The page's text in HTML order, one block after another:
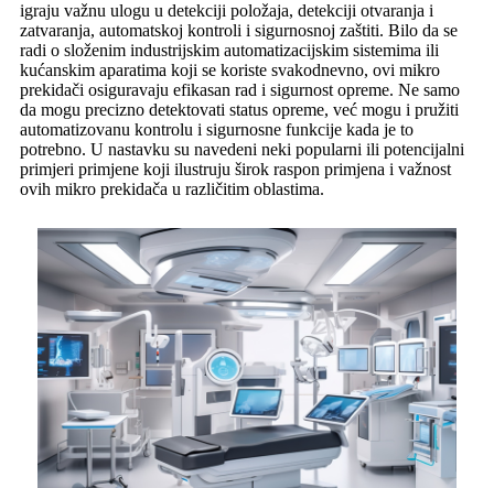
igraju važnu ulogu u detekciji položaja, detekciji otvaranja i
zatvaranja, automatskoj kontroli i sigurnosnoj zaštiti. Bilo da se
radi o složenim industrijskim automatizacijskim sistemima ili
kućanskim aparatima koji se koriste svakodnevno, ovi mikro
prekidači osiguravaju efikasan rad i sigurnost opreme. Ne samo
da mogu precizno detektovati status opreme, već mogu i pružiti
automatizovanu kontrolu i sigurnosne funkcije kada je to
potrebno. U nastavku su navedeni neki popularni ili potencijalni
primjeri primjene koji ilustruju širok raspon primjena i važnost
ovih mikro prekidača u različitim oblastima.